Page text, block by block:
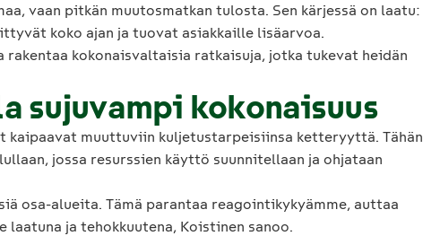
vaan pitkän muutosmatkan tulosta. Sen kärjessä on laatu:
koko ajan ja tuovat asiakkaille lisäarvoa.
kokonaisvaltaisia ratkaisuja, jotka tukevat heidän
kokonaisuus
kaipaavat muuttuviin kuljetustarpeisiinsa ketteryyttä. Tähän
jossa resurssien käyttö suunnitellaan ja ohjataan
osa-alueita. Tämä parantaa reagointikykyämme, auttaa
laatuna ja tehokkuutena, Koistinen sanoo.